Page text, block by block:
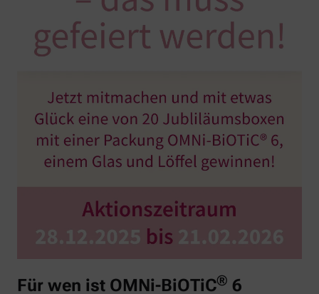
Für wen ist OMNi-BiOTiC® 6